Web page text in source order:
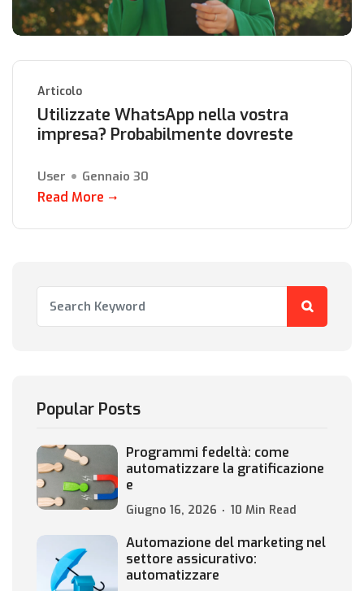
Articolo
Utilizzate WhatsApp nella vostra
impresa? Probabilmente dovreste
User Gennaio 30
Read More
Popular Posts
Programmi fedeltà: come
automatizzare la gratificazione
e
Giugno 16, 2026 10 Min Read
Automazione del marketing nel
settore assicurativo:
automatizzare